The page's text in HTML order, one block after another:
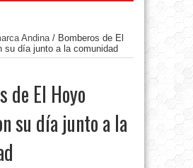
Andina/ Bomberos de El
su día junto a la comunidad
de El Hoyo
su día junto a la